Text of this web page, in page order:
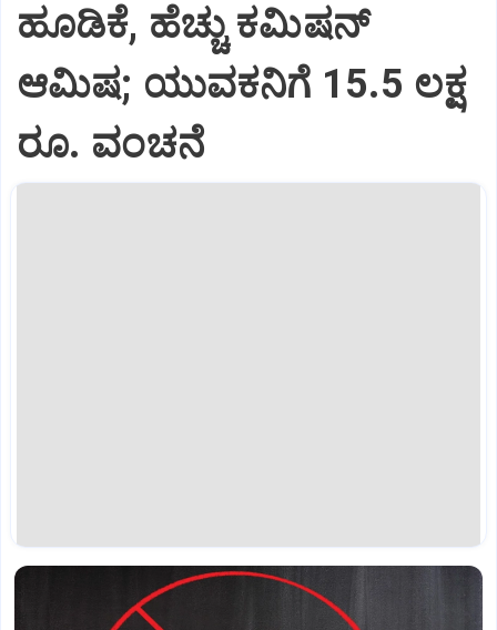
ಹೂಡಿಕೆ, ಹೆಚ್ಚು ಕಮಿಷನ್‌
ಆಮಿಷ; ಯುವಕನಿಗೆ 15.5 ಲಕ್ಷ
ರೂ. ವಂಚನೆ